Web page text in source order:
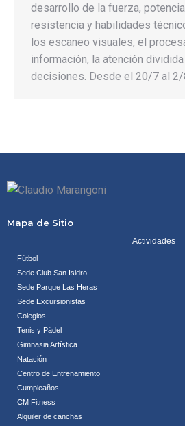
desarrollo de la fuerza,
resistencia y habilidades
los escaneo visuales, el
información, la atención
decisiones. Desde el 20/7 al 2/
Mapa de Sitio
Actividades
Fútbol
Sede Club San Isidro
Sede Parque Las Heras
Sede Excursionistas
Colegios
Tenis y Pádel
Gimnasia Artística
Natación
Centro de Entrenamiento
Cumpleaños
CM Fitness
Alquiler de canchas